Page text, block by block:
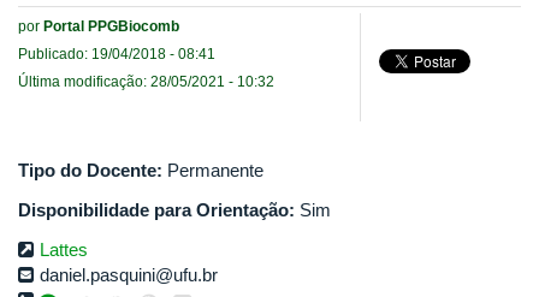
por Portal PPGBiocomb
Publicado: 19/04/2018 - 08:41
Última modificação: 28/05/2021 - 10:32
Tipo do Docente: Permanente
Disponibilidade para Orientação: Sim
Lattes
daniel.pasquini@ufu.br